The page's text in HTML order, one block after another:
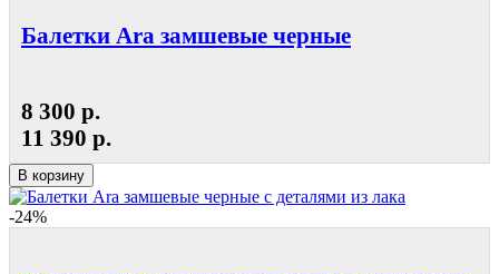
Балетки Ara замшевые черные
8 300 р.
11 390 р.
В корзину
-24%